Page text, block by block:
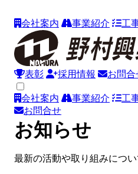
会社案内 事業紹介 工
表彰 採用情報 お問合
会社案内 事業紹介 工
お問合せ
お知らせ
最新の活動や取り組みについ